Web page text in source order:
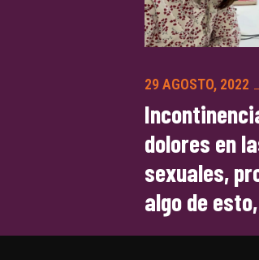
29 AGOSTO, 2022
dolores en
sexuales,
algo de